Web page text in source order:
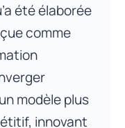
été élaborée
comme
modèle plus
innovant